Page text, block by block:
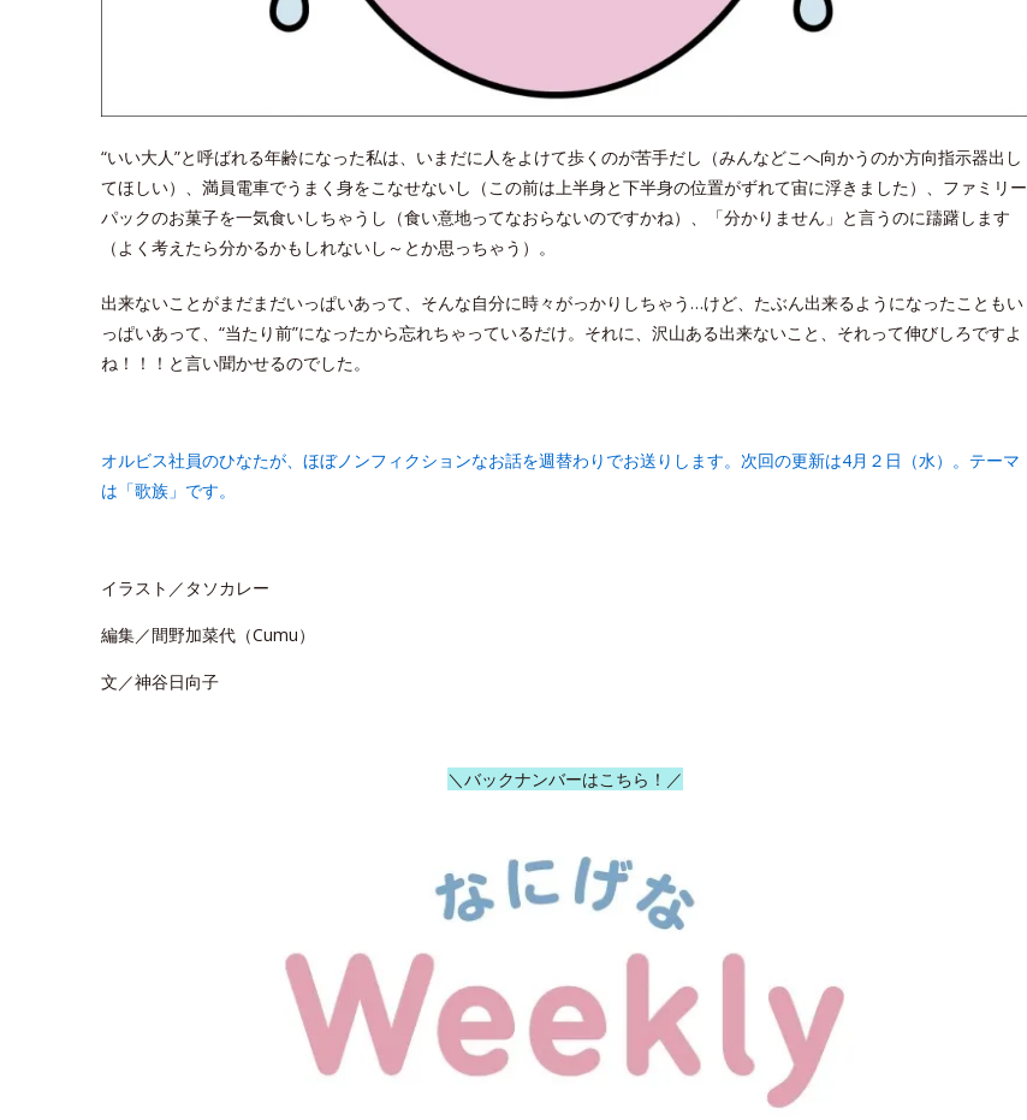
“いい大人”と呼ばれる年齢になった私は、いまだに人をよけて歩くのが苦手だし（みんなどこへ向かうのか方向指示器出し
てほしい）、満員電車でうまく身をこなせないし（この前は上半身と下半身の位置がずれて宙に浮きました）、ファミリー
パックのお菓子を一気食いしちゃうし（食い意地ってなおらないのですかね）、「分かりません」と言うのに躊躇します
（よく考えたら分かるかもしれないし～とか思っちゃう）。
出来ないことがまだまだいっぱいあって、そんな自分に時々がっかりしちゃう…けど、たぶん出来るようになったこともい
っぱいあって、“当たり前”になったから忘れちゃっているだけ。それに、沢山ある出来ないこと、それって伸びしろですよ
ね！！！と言い聞かせるのでした。
オルビス社員のひなたが、ほぼノンフィクションなお話を週替わりでお送りします。次回の更新は4月２日（水）。テーマ
は「歌族」です。
イラスト／タソカレー
編集／間野加菜代（Cumu）
文／神谷日向子
＼バックナンバーはこちら！／